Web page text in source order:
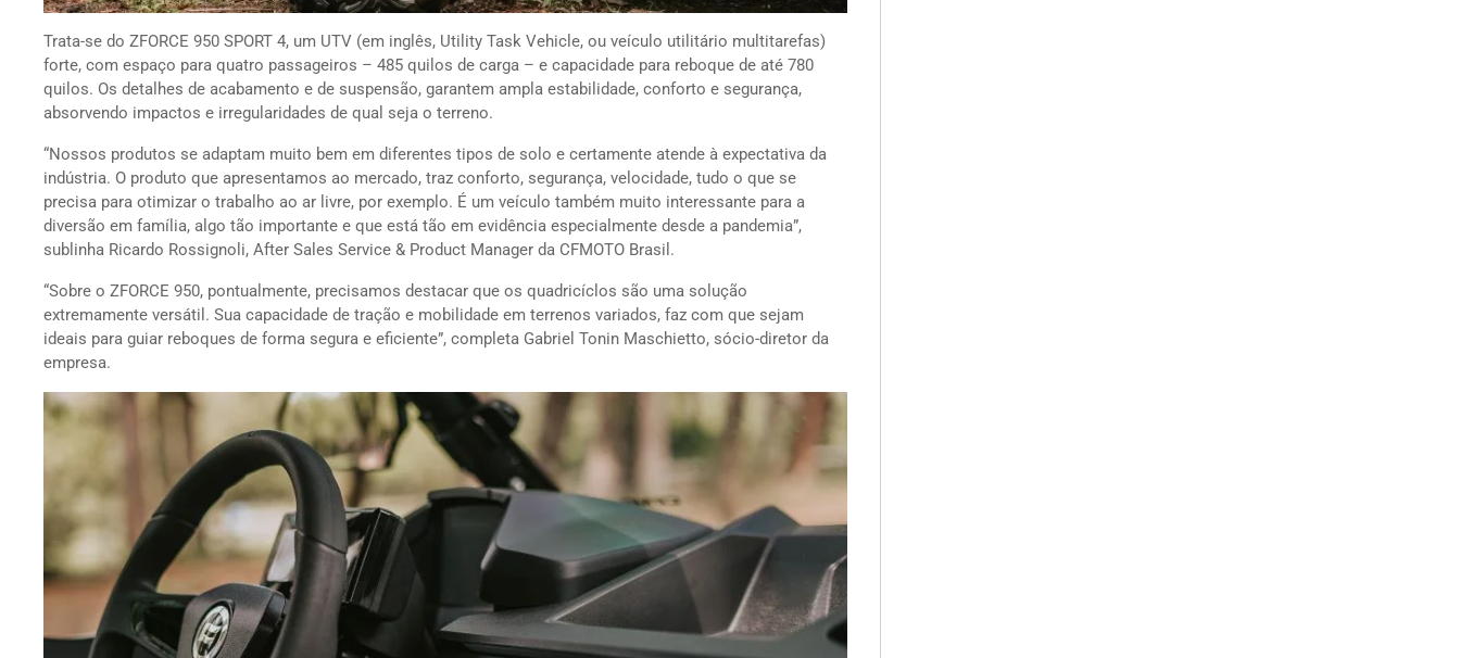
Trata-se do ZFORCE 950 SPORT 4, um UTV (em inglês, Utility Task Vehicle, ou veículo utilitário multitarefas)
forte, com espaço para quatro passageiros – 485 quilos de carga – e capacidade para reboque de até 780
quilos. Os detalhes de acabamento e de suspensão, garantem ampla estabilidade, conforto e segurança,
absorvendo impactos e irregularidades de qual seja o terreno.
“Nossos produtos se adaptam muito bem em diferentes tipos de solo e certamente atende à expectativa da
indústria. O produto que apresentamos ao mercado, traz conforto, segurança, velocidade, tudo o que se
precisa para otimizar o trabalho ao ar livre, por exemplo. É um veículo também muito interessante para a
diversão em família, algo tão importante e que está tão em evidência especialmente desde a pandemia”,
sublinha Ricardo Rossignoli, After Sales Service & Product Manager da CFMOTO Brasil.
“Sobre o ZFORCE 950, pontualmente, precisamos destacar que os quadricíclos são uma solução
extremamente versátil. Sua capacidade de tração e mobilidade em terrenos variados, faz com que sejam
ideais para guiar reboques de forma segura e eficiente”, completa Gabriel Tonin Maschietto, sócio-diretor da
empresa.